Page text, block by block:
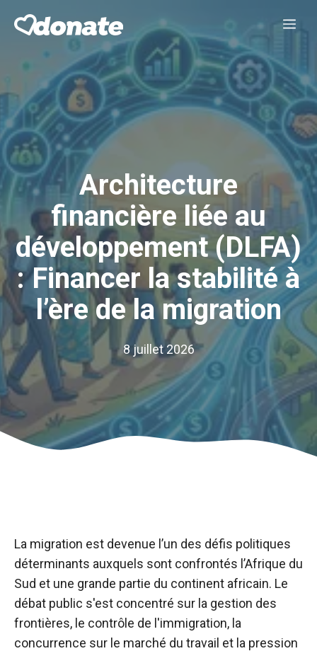
Architecture
financière liée au
développement (DLFA)
: Financer la stabilité à
l’ère de la migration
8 juillet 2026
La migration est devenue l’un des défis politiques
déterminants auxquels sont confrontés l’Afrique du
Sud et une grande partie du continent africain. Le
débat public s'est concentré sur la gestion des
frontières, le contrôle de l'immigration, la
concurrence sur le marché du travail et la pression